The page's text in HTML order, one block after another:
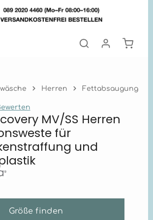
springen
Herren Fettabsaugung
Bewertung von 0 von 5 Sternen
MV/SS Herren
für
und
Größe finden